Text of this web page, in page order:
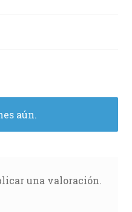
aún.
una valoración.